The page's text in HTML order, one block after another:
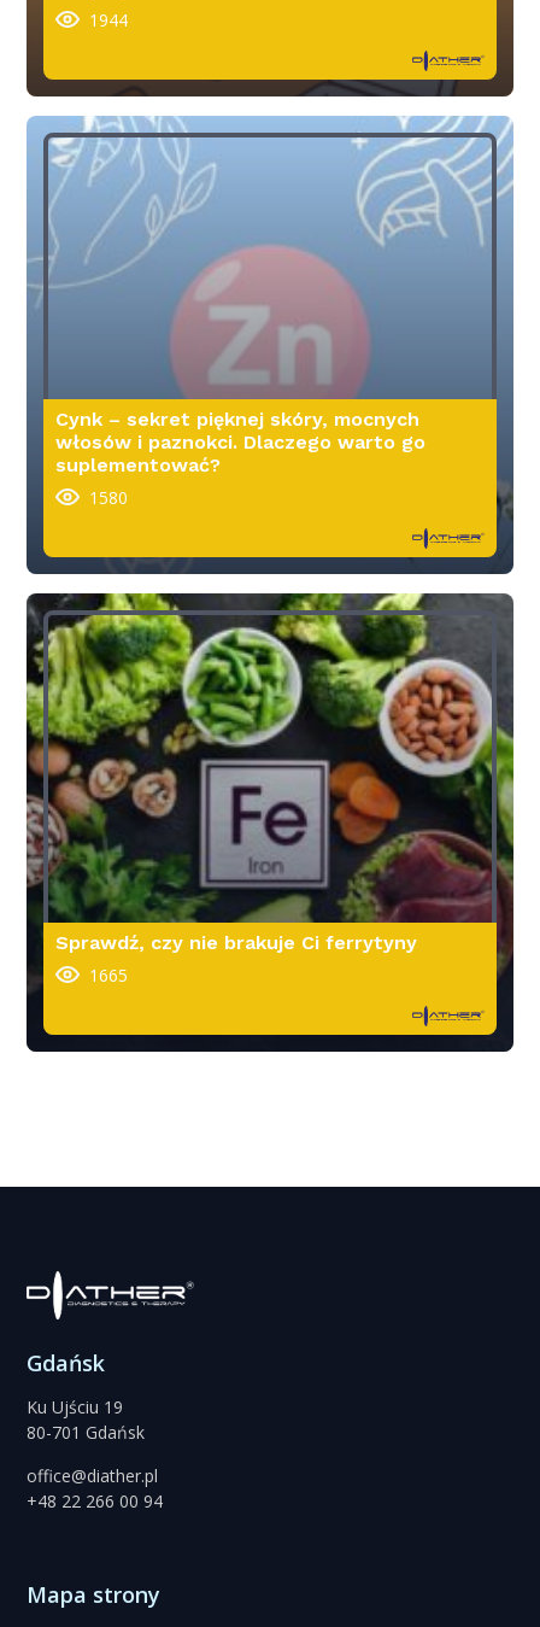
1944
Cynk – sekret pięknej skóry, mocnych
włosów i paznokci. Dlaczego warto go
suplementować?
1580
Sprawdź, czy nie brakuje Ci ferrytyny
1665
Gdańsk
Ku Ujściu 19
80-701 Gdańsk
office@diather.pl
+48 22 266 00 94
Mapa strony